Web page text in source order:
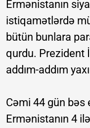
Ermənistanın
istiqamətlərdə
bütün bunlara
qurdu. Prezident
addım-addım
Cəmi 44 gün bəs
Ermənistanın 4